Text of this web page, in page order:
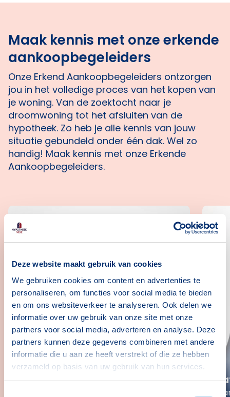
Deze website maakt gebruik van cookies
We gebruiken cookies om content en advertenties te
personaliseren, om functies voor social media te bieden
en om ons websiteverkeer te analyseren. Ook delen we
informatie over uw gebruik van onze site met onze
partners voor social media, adverteren en analyse. Deze
partners kunnen deze gegevens combineren met andere
informatie die u aan ze heeft verstrekt of die ze hebben
verzameld op basis van uw gebruik van hun services.
Maak kennis met onze erkende
aankoopbegeleiders
Onze Erkend Aankoopbegeleiders ontzorgen
jou in het volledige proces van het kopen van
je woning. Van de zoektocht naar je
droomwoning tot het afsluiten van de
hypotheek. Zo heb je alle kennis van jouw
situatie gebundeld onder één dak. Wel zo
handig! Maak kennis met onze Erkende
Aankoopbegeleiders.
Thijs Spierenburg